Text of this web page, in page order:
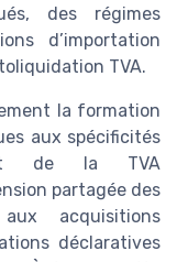
des régimes
d’importation
TVA.
la formation
aux spécificités
de la TVA
partagée des
acquisitions
déclaratives